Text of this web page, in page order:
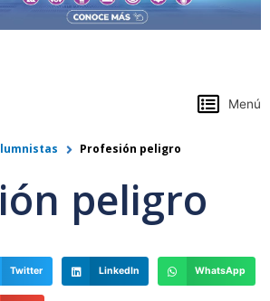
Menú
Profesión peligro
peligro
Twitter LinkedIn WhatsApp